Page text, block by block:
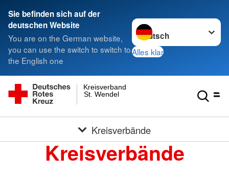
Sie befinden sich auf der
deutschen Website
You are on the German website,
you can use the switch to switch to
the English one
Sprache wechseln zu
Alles klar
St. Wendel
Kreisverband
Kreisverbände
Kreisverbände